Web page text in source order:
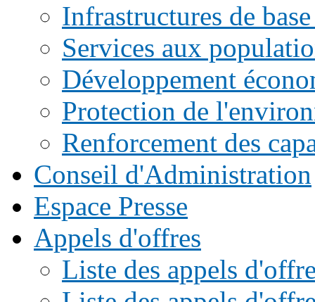
Infrastructures de
Services aux
Développement
Protection de
Renforcement des
Conseil d'Administration
Espace Presse
Appels d'offres
Liste des appels